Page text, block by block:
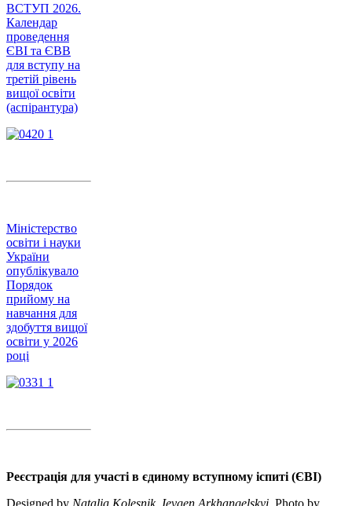
ВСТУП 2026.
Календар
проведення
ЄВІ та ЄВВ
для вступу на
третій рівень
вищої освіти
(аспірантура)
Міністерство
освіти і науки
України
опублікувало
Порядок
прийому на
навчання для
здобуття вищої
освіти у 2026
році
Реєстрація для участі в єдиному вступному іспиті (ЄВІ)
Designed by Natalia Kolesnik, Ievgen Arkhangelskyi . Photo by